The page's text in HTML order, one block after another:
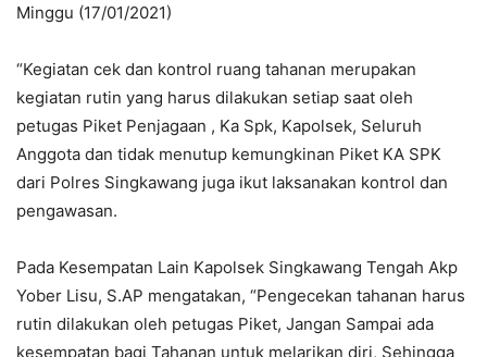
Minggu (17/01/2021)
“Kegiatan cek dan kontrol ruang tahanan merupakan
kegiatan rutin yang harus dilakukan setiap saat oleh
petugas Piket Penjagaan , Ka Spk, Kapolsek, Seluruh
Anggota dan tidak menutup kemungkinan Piket KA SPK
dari Polres Singkawang juga ikut laksanakan kontrol dan
pengawasan.
Pada Kesempatan Lain Kapolsek Singkawang Tengah Akp
Yober Lisu, S.AP mengatakan, “Pengecekan tahanan harus
rutin dilakukan oleh petugas Piket, Jangan Sampai ada
kesempatan bagi Tahanan untuk melarikan diri, Sehingga